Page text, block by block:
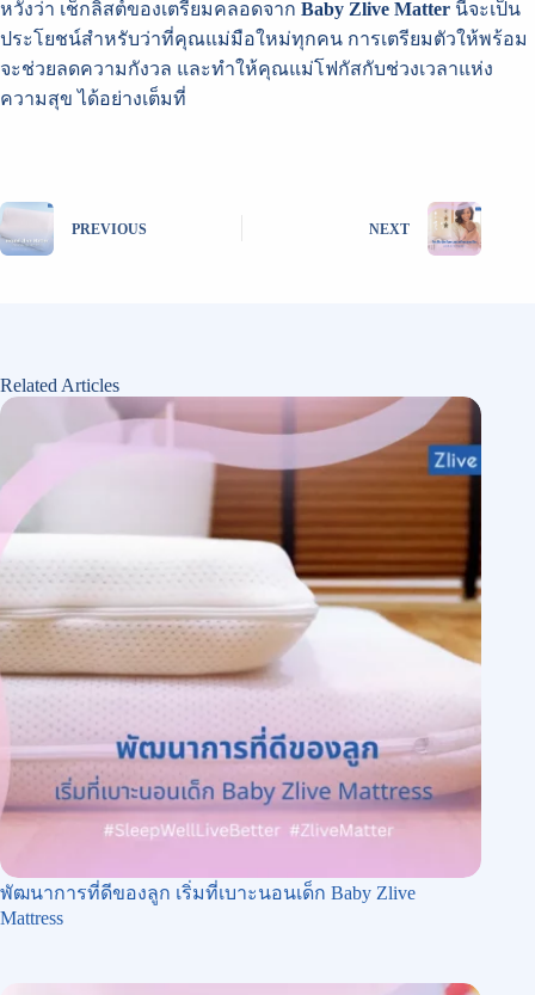
หวังว่า เช็กลิสต์ของเตรียมคลอดจาก Baby Zlive Matter นี้จะเป็น
ประโยชน์สำหรับว่าที่คุณแม่มือใหม่ทุกคน การเตรียมตัวให้พร้อม
จะช่วยลดความกังวล และทำให้คุณแม่โฟกัสกับช่วงเวลาแห่ง
ความสุข ได้อย่างเต็มที่
PREVIOUS NEXT
Related Articles
พัฒนาการที่ดีของลูก เริ่มที่เบาะนอนเด็ก Baby Zlive
Mattress